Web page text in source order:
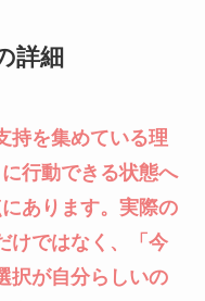
詳細
持を集めている理
行動できる状態へ
あります。実際の
けではなく、「今
択が自分らしいの